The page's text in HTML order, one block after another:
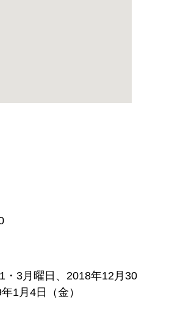
・3月曜日、2018年12月30
1月4日（金）